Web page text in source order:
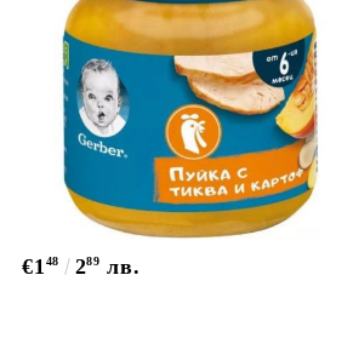
€148 289 лв.